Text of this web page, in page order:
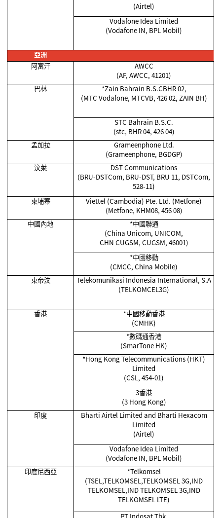
(Airtel)
Vodafone Idea Limited
(Vodafone IN, BPL Mobil)
亞洲
阿富汗
AWCC
(AF, AWCC, 41201)
巴林
*Zain Bahrain B.S.CBHR 02,
(MTC Vodafone, MTCVB, 426 02, ZAIN BH)
STC Bahrain B.S.C.
(stc, BHR 04, 426 04)
孟加拉
Grameenphone Ltd.
(Grameenphone, BGDGP)
汶萊
DST Communications
(BRU-DSTCom, BRU-DST, BRU 11, DSTCom,
528-11)
柬埔寨
Viettel (Cambodia) Pte. Ltd. (Metfone)
(Metfone, KHM08, 456 08)
中國內地
*中國聯通
(China Unicom, UNICOM,
CHN CUGSM, CUGSM, 46001)
*中國移動
(CMCC, China Mobile)
東帝汶
Telekomunikasi Indonesia International, S.A
(TELKOMCEL3G)
香港 *中國移動香港
(CMHK)
*數碼通香港
(SmarTone HK)
*Hong Kong Telecommunications (HKT)
Limited
(CSL, 454-01)
3香港
(3 Hong Kong)
印度
Bharti Airtel Limited and Bharti Hexacom
Limited
(Airtel)
Vodafone Idea Limited
(Vodafone IN, BPL Mobil)
印度尼西亞
*Telkomsel
(TSEL,TELKOMSEL,TELKOMSEL 3G,IND
TELKOMSEL,IND TELKOMSEL 3G,IND
TELKOMSEL LTE)